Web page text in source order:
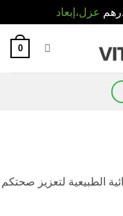
عزل،إبعاد
0
الطبيعية لتعزيز صحتكم